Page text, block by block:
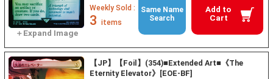
Add to
Cart
Weekly Sold :
3 items
Same Name
Search
【JP】【Foil】(354)■Extended Art■《The
Eternity Elevator》[EOE-BF]